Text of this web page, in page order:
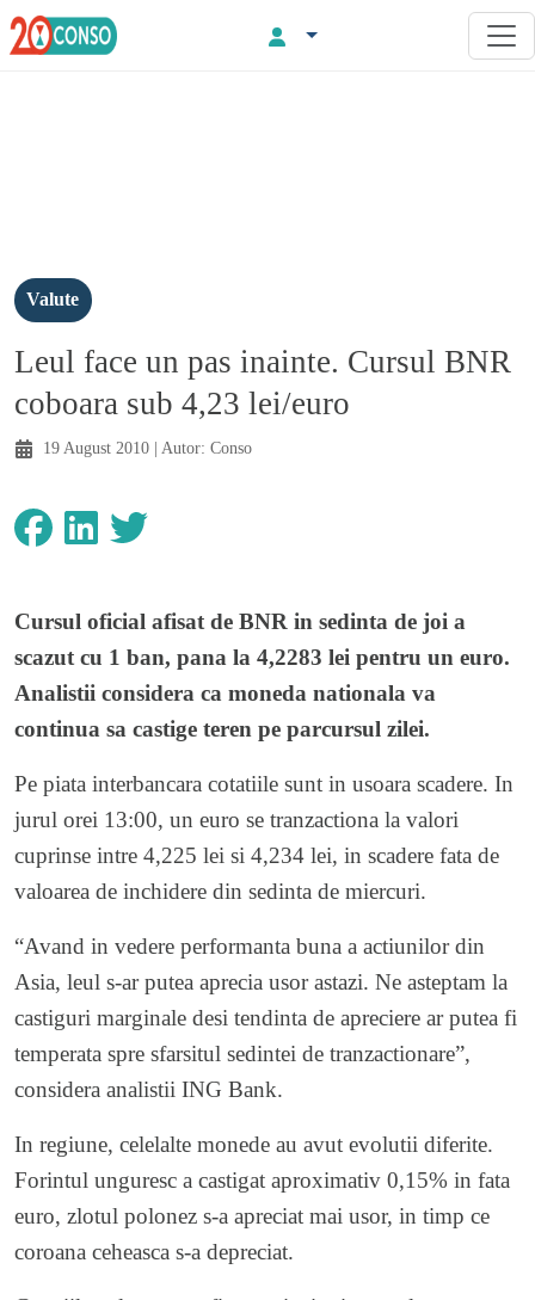
Valute
Leul face un pas inainte. Cursul BNR
coboara sub 4,23 lei/euro
19 August 2010 | Autor: Conso
Cursul oficial afisat de BNR in sedinta de joi a
scazut cu 1 ban, pana la 4,2283 lei pentru un euro.
Analistii considera ca moneda nationala va
continua sa castige teren pe parcursul zilei.
Pe piata interbancara cotatiile sunt in usoara scadere. In
jurul orei 13:00, un euro se tranzactiona la valori
cuprinse intre 4,225 lei si 4,234 lei, in scadere fata de
valoarea de inchidere din sedinta de miercuri.
“Avand in vedere performanta buna a actiunilor din
Asia, leul s-ar putea aprecia usor astazi. Ne asteptam la
castiguri marginale desi tendinta de apreciere ar putea fi
temperata spre sfarsitul sedintei de tranzactionare”,
considera analistii ING Bank.
In regiune, celelalte monede au avut evolutii diferite.
Forintul unguresc a castigat aproximativ 0,15% in fata
euro, zlotul polonez s-a apreciat mai usor, in timp ce
coroana ceheasca s-a depreciat.